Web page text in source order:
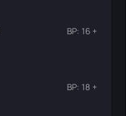
ВР: 16 +
ВР: 18 +